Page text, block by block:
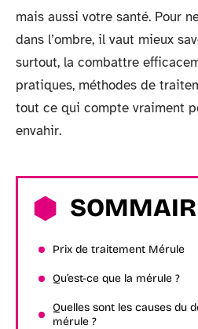
mais aussi votre santé. Pour
dans l’ombre, il vaut mieux
surtout, la combattre
pratiques, méthodes de
tout ce qui compte vraiment
envahir.
Prix de traitement Mérule
Qu’est-ce que la mérule ?
Quelles sont les causes du
mérule ?